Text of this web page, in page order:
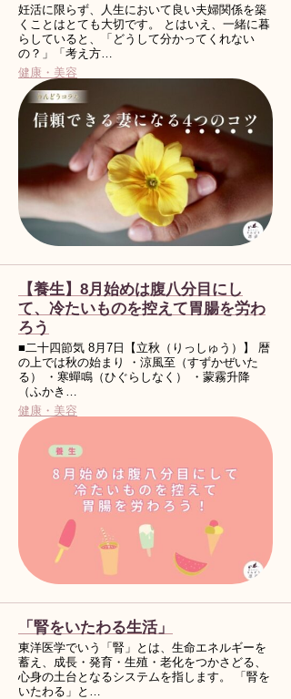
妊活に限らず、人生において良い夫婦関係を築
くことはとても大切です。 とはいえ、一緒に暮
らしていると、「どうして分かってくれない
の？」「考え方…
健康・美容
【養生】8月始めは腹八分目にし
て、冷たいものを控えて胃腸を労わ
ろう
■二十四節気 8月7日【立秋（りっしゅう）】 暦
の上では秋の始まり ・涼風至（すずかぜいた
る） ・寒蟬鳴（ひぐらしなく） ・蒙霧升降
（ふかき…
健康・美容
「腎をいたわる生活」
東洋医学でいう「腎」とは、生命エネルギーを
蓄え、成長・発育・生殖・老化をつかさどる、
心身の土台となるシステムを指します。 「腎を
いたわる」と…